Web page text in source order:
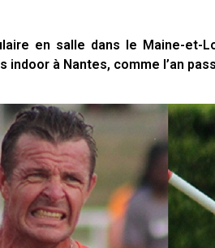
en salle dans le Maine-et-
indoor à Nantes, comme l’an